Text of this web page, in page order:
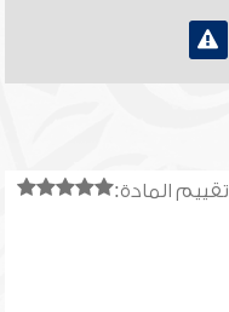
تقييم المادة: